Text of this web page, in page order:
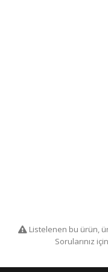
Listelenen bu ürün,
Sorularınız